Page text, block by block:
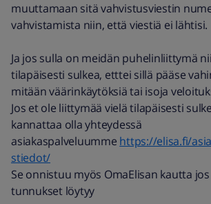
muuttamaan sitä vahvistusviestin
vahvistamista niin, että viestiä ei lähtisi.
Ja jos sulla on meidän puhelinliittymä
tilapäisesti sulkea, etttei sillä pääse
mitään väärinkäytöksiä tai isoja
Jos et ole liittymää vielä tilapäisesti
kannattaa olla yhteydessä
asiakaspalveluumme https://elisa.fi/
stiedot/
Se onnistuu myös OmaElisan kautta
tunnukset löytyy